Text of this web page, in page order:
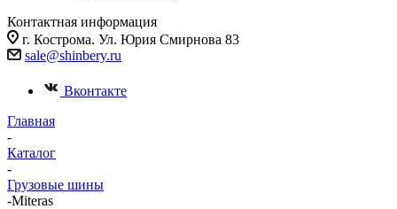
Контактная информация
г. Кострома. Ул. Юрия Смирнова 83
sale@shinbery.ru
Вконтакте
Главная
-
Каталог
-
Грузовые шины
-Miteras